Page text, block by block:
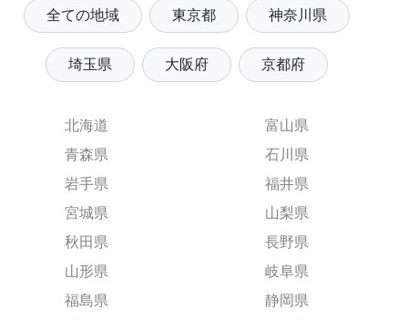
全ての地域 東京都 神奈川県
埼玉県 大阪府 京都府
北海道
青森県
岩手県
宮城県
秋田県
山形県
福島県
富山県
石川県
福井県
山梨県
長野県
岐阜県
静岡県